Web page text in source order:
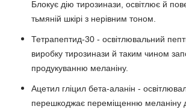
Блокує дію тирозинази, освітлює й
тьмяній шкірі з нерівним тоном.
Тетрапептид-30 - освітлювальний
виробку тирозинази й таким чином
продукуванню меланіну.
Ацетил гліцил бета-аланін -
перешкоджає переміщенню меланіну